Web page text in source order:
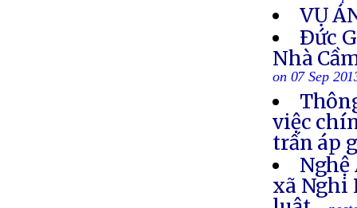
VỤ
Ðức
Nhà
on 07 Sep
việc
trấn áp
Nghệ
xã Nghi